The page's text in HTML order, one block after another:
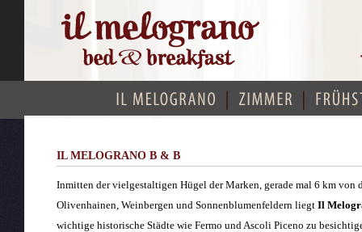
IL MELOGRANO B & B
Inmitten der vielgestaltigen Hügel der Marken, gerade mal 6 km von
Olivenhainen, Weinbergen und Sonnenblumenfeldern liegt Il
wichtige historische Städte wie Fermo und Ascoli Piceno zu